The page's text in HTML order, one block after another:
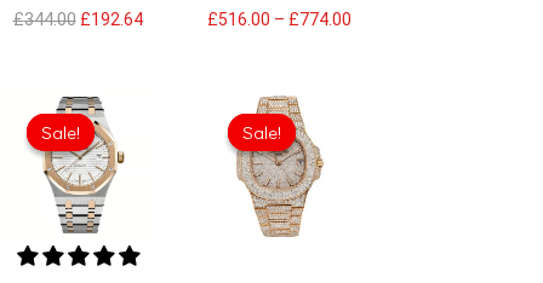
£344.00 £192.64
£516.00 – £774.00
Sale!
Sale!
Original
price
was:
£344.00.
Sale!
Sale!
Original
price
was:
£946.00.